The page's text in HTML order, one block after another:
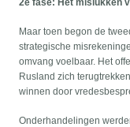
Maar toen begon de
strategische
omvang voelbaar. Het
Rusland zich
winnen door
Onderhandelingen